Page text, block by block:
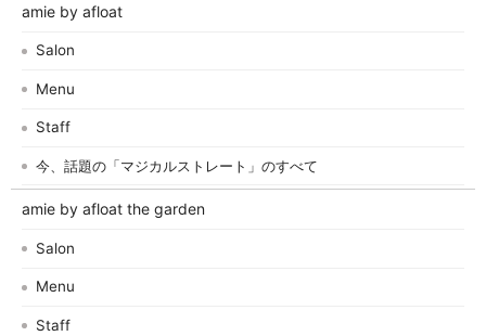
amie by afloat
Salon
Menu
Staff
今、話題の「マジカルストレート」のすべて
amie by afloat the garden
Salon
Menu
Staff